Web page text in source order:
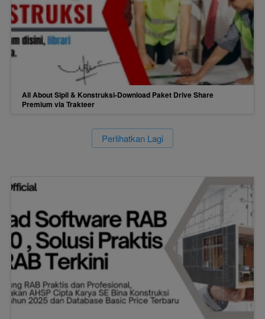
All About Sipil & Konstruksi-Download Paket Drive Share
Premium via Trakteer
`Perlihatkan Lagi